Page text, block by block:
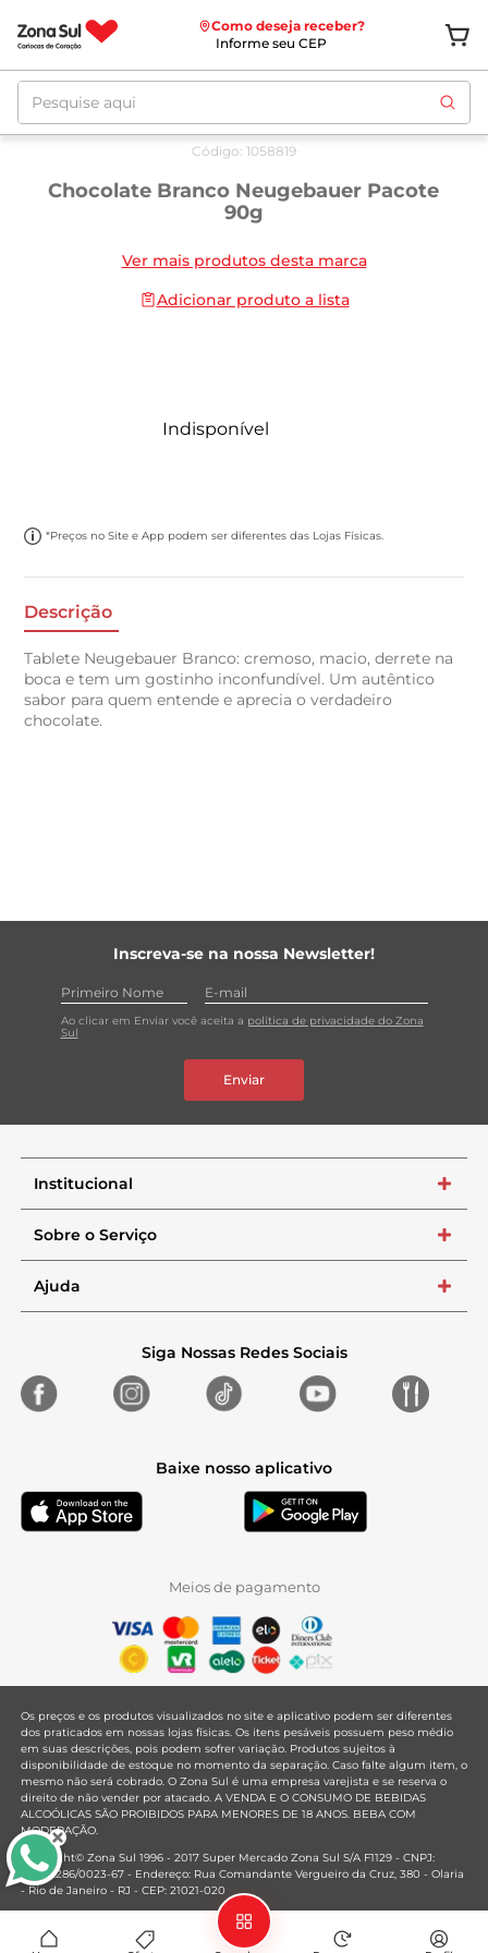
Como deseja receber?
Informe seu CEP
Pesquise aqui
Código: 1058819
Chocolate Branco Neugebauer Pacote
90g
Ver mais produtos desta marca
Adicionar produto a lista
Indisponível
*Preços no Site e App podem ser diferentes das Lojas Físicas.
Descrição
Tablete Neugebauer Branco: cremoso, macio, derrete na
boca e tem um gostinho inconfundível. Um autêntico
sabor para quem entende e aprecia o verdadeiro
chocolate.
Inscreva-se na nossa Newsletter!
Ao clicar em Enviar você aceita a política de privacidade do Zona
Sul
Enviar
Institucional +
Sobre o Serviço +
Ajuda +
Siga Nossas Redes Sociais
Baixe nosso aplicativo
Meios de pagamento
Os preços e os produtos visualizados no site e aplicativo podem ser diferentes
dos praticados em nossas lojas físicas. Os itens pesáveis possuem peso médio
em suas descrições, pois podem sofrer variação. Produtos sujeitos à
disponibilidade de estoque no momento da separação. Caso falte algum item, o
mesmo não será cobrado. O Zona Sul é uma empresa varejista e se reserva o
direito de não vender por atacado. A VENDA E O CONSUMO DE BEBIDAS
ALCOÓLICAS SÃO PROIBIDOS PARA MENORES DE 18 ANOS. BEBA COM
MODERAÇÃO.
Copyright© Zona Sul 1996 - 2017 Super Mercado Zona Sul S/A F1129 - CNPJ:
33.381.286/0023-67 - Endereço: Rua Comandante Vergueiro da Cruz, 380 - Olaria
- Rio de Janeiro - RJ - CEP: 21021-020
Mantido por